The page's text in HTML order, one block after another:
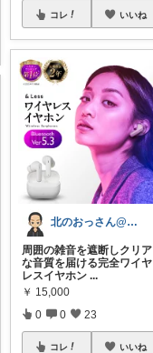
コレ いいね
北のおっさん@ガジェット好き
周囲の雑音を遮断しクリア
な音質を届ける完全ワイヤ
レスイヤホン...
￥ 15,000
0 0 23
コレ いいね